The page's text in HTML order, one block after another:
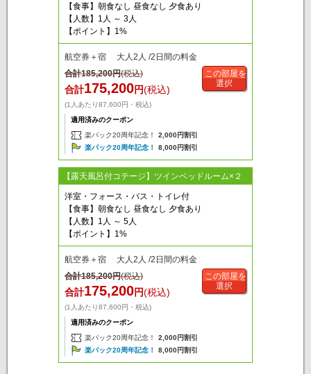
【食事】朝食なし 昼食なし 夕食あり
【人数】1人 ～ 3人
【ポイント】1%
航空券＋宿 大人2人 /2日間の料金
合計185,200円(税込)
合計175,200円(税込)
(1人あたり87,600円・税込)
適用済みのクーポン
楽パック20周年記念！
2,000円割引
楽パック20周年記念！
8,000円割引
この部屋を
選択
【露天風呂付コテージ】ツインベッドルーム×２
洋室・フォース・バス・トイレ付
【食事】朝食なし 昼食なし 夕食あり
【人数】1人 ～ 5人
【ポイント】1%
航空券＋宿 大人2人 /2日間の料金
合計185,200円(税込)
合計175,200円(税込)
(1人あたり87,600円・税込)
適用済みのクーポン
楽パック20周年記念！
2,000円割引
楽パック20周年記念！
8,000円割引
この部屋を
選択